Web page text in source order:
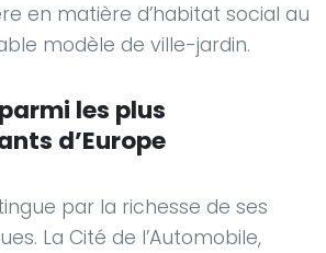
en matière d’habitat social au
modèle de ville-jardin.
les plus
d’Europe
par la richesse de ses
La Cité de l’Automobile,